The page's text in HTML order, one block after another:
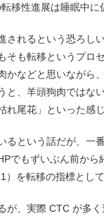
移性進展は睡眠中に
されるという恐ろし
そも転移というプロ
かなどと思いながら
と、羊頭狗肉ではな
れ尾花」といった感
るという話だが、一
でもずいぶん前か
）を転移の指標とし
が、実際 CTC が多